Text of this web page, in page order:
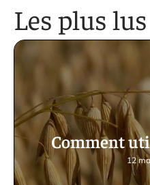
Les plus lus
Comment
12